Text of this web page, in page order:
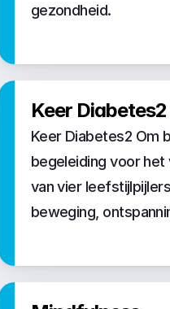
gezondheid.
Keer Diabetes2
Keer Diabetes2 Om
begeleiding voor
van vier
beweging,